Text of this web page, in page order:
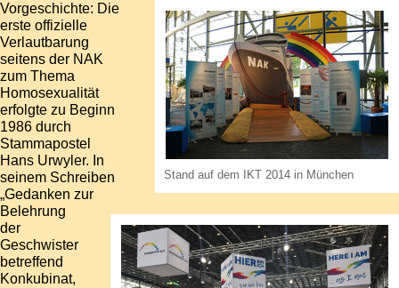
Stand auf dem IKT 2014 in München
Vorgeschichte: Die
erste offizielle
Verlautbarung
seitens der NAK
zum Thema
Homosexualität
erfolgte zu Beginn
1986 durch
Stammapostel
Hans Urwyler. In
seinem Schreiben
„Gedanken zur
Belehrung
der
Geschwister
betreffend
Konkubinat,